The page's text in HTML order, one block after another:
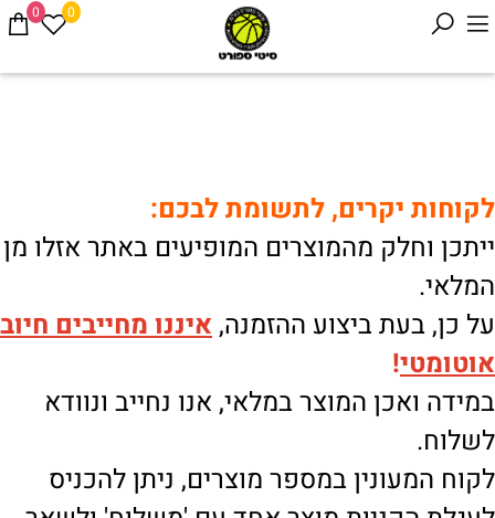
0 0
לקוחות יקרים, לתשומת לבכם:
ייתכן וחלק מהמוצרים המופיעים באתר אזלו מן
המלאי.
על כן, בעת ביצוע ההזמנה, איננו מחייבים חיוב
אוטומטי!
במידה ואכן המוצר במלאי, אנו נחייב ונוודא
לשלוח.
לקוח המעונין במספר מוצרים, ניתן להכניס